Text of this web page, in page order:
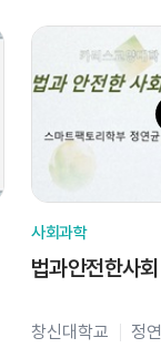
사회과학
법과안전한사회
창신대학교 정